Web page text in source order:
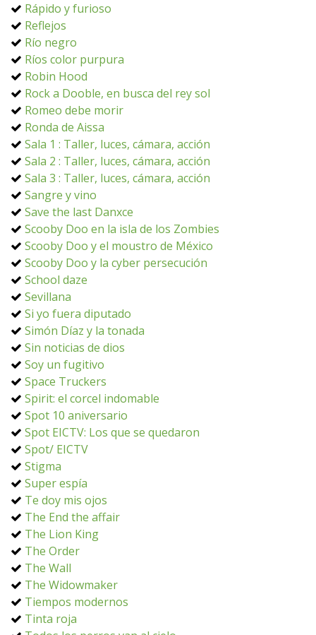
Rápido y furioso
Reflejos
Río negro
Ríos color purpura
Robin Hood
Rock a Dooble, en busca del rey sol
Romeo debe morir
Ronda de Aissa
Sala 1 : Taller, luces, cámara, acción
Sala 2 : Taller, luces, cámara, acción
Sala 3 : Taller, luces, cámara, acción
Sangre y vino
Save the last Danxce
Scooby Doo en la isla de los Zombies
Scooby Doo y el moustro de México
Scooby Doo y la cyber persecución
School daze
Sevillana
Si yo fuera diputado
Simón Díaz y la tonada
Sin noticias de dios
Soy un fugitivo
Space Truckers
Spirit: el corcel indomable
Spot 10 aniversario
Spot EICTV: Los que se quedaron
Spot/ EICTV
Stigma
Super espía
Te doy mis ojos
The End the affair
The Lion King
The Order
The Wall
The Widowmaker
Tiempos modernos
Tinta roja